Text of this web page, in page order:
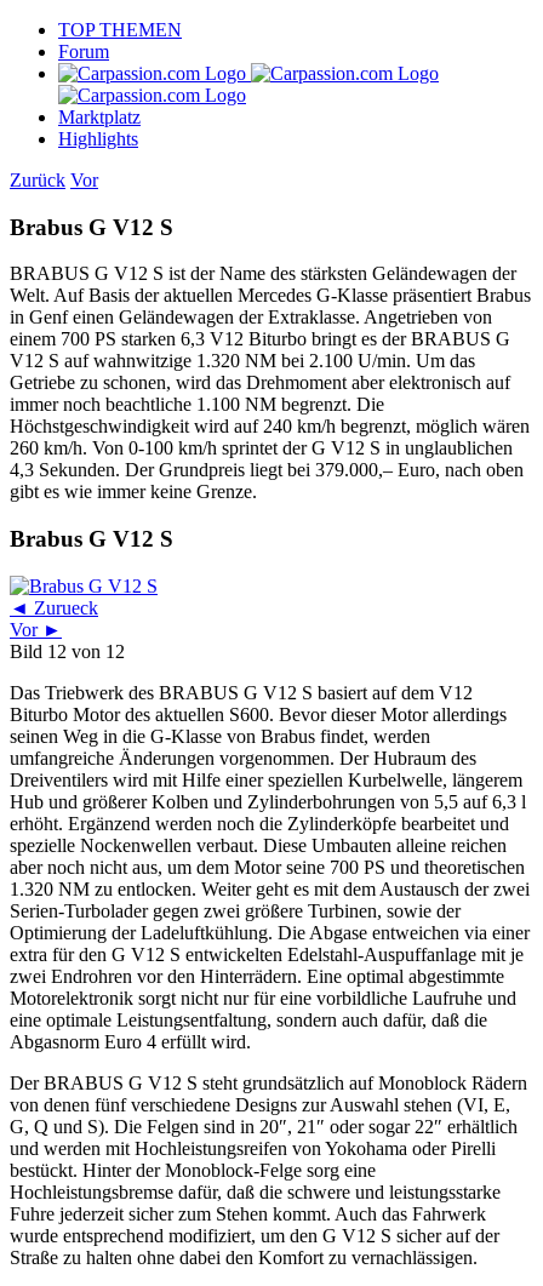
Skip
content
TOP THEMEN
Forum
Marktplatz
Highlights
Zurück Vor
Brabus G V12 S
BRABUS G V12 S ist der Name des stärksten Geländewagen der
Welt. Auf Basis der aktuellen Mercedes G-Klasse präsentiert Brabus
in Genf einen Geländewagen der Extraklasse. Angetrieben von
einem 700 PS starken 6,3 V12 Biturbo bringt es der BRABUS G
V12 S auf wahnwitzige 1.320 NM bei 2.100 U/min. Um das
Getriebe zu schonen, wird das Drehmoment aber elektronisch auf
immer noch beachtliche 1.100 NM begrenzt. Die
Höchstgeschwindigkeit wird auf 240 km/h begrenzt, möglich wären
260 km/h. Von 0-100 km/h sprintet der G V12 S in unglaublichen
4,3 Sekunden. Der Grundpreis liegt bei 379.000,– Euro, nach oben
gibt es wie immer keine Grenze.
Brabus G V12 S
◄ Zurueck
Vor ►
Bild 12 von 12
Das Triebwerk des BRABUS G V12 S basiert auf dem V12
Biturbo Motor des aktuellen S600. Bevor dieser Motor allerdings
seinen Weg in die G-Klasse von Brabus findet, werden
umfangreiche Änderungen vorgenommen. Der Hubraum des
Dreiventilers wird mit Hilfe einer speziellen Kurbelwelle, längerem
Hub und größerer Kolben und Zylinderbohrungen von 5,5 auf 6,3 l
erhöht. Ergänzend werden noch die Zylinderköpfe bearbeitet und
spezielle Nockenwellen verbaut. Diese Umbauten alleine reichen
aber noch nicht aus, um dem Motor seine 700 PS und theoretischen
1.320 NM zu entlocken. Weiter geht es mit dem Austausch der zwei
Serien-Turbolader gegen zwei größere Turbinen, sowie der
Optimierung der Ladeluftkühlung. Die Abgase entweichen via einer
extra für den G V12 S entwickelten Edelstahl-Auspuffanlage mit je
zwei Endrohren vor den Hinterrädern. Eine optimal abgestimmte
Motorelektronik sorgt nicht nur für eine vorbildliche Laufruhe und
eine optimale Leistungsentfaltung, sondern auch dafür, daß die
Abgasnorm Euro 4 erfüllt wird.
Der BRABUS G V12 S steht grundsätzlich auf Monoblock Rädern
von denen fünf verschiedene Designs zur Auswahl stehen (VI, E,
G, Q und S). Die Felgen sind in 20″, 21″ oder sogar 22″ erhältlich
und werden mit Hochleistungsreifen von Yokohama oder Pirelli
bestückt. Hinter der Monoblock-Felge sorg eine
Hochleistungsbremse dafür, daß die schwere und leistungsstarke
Fuhre jederzeit sicher zum Stehen kommt. Auch das Fahrwerk
wurde entsprechend modifiziert, um den G V12 S sicher auf der
Straße zu halten ohne dabei den Komfort zu vernachlässigen.